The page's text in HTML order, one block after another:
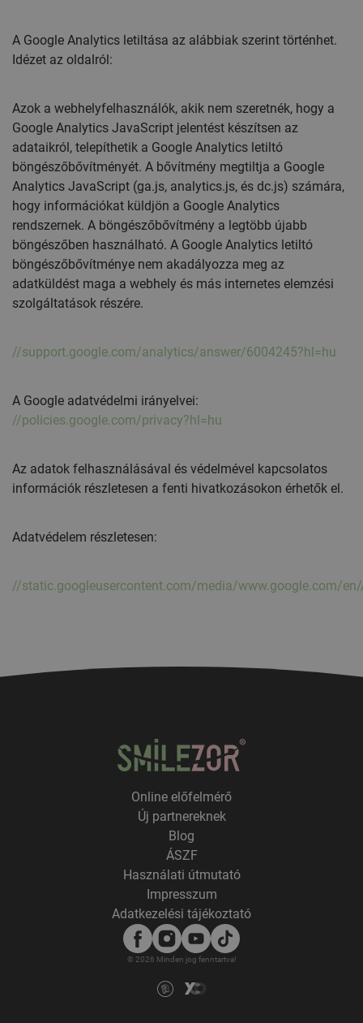
A Google Analytics letiltása az alábbiak szerint történhet.
Idézet az oldalról:
Azok a webhelyfelhasználók, akik nem szeretnék, hogy a
Google Analytics JavaScript jelentést készítsen az
adataikról, telepíthetik a Google Analytics letiltó
böngészőbővítményét. A bővítmény megtiltja a Google
Analytics JavaScript (ga.js, analytics.js, és dc.js) számára,
hogy információkat küldjön a Google Analytics
rendszernek. A böngészőbővítmény a legtöbb újabb
böngészőben használható. A Google Analytics letiltó
böngészőbővítménye nem akadályozza meg az
adatküldést maga a webhely és más internetes elemzési
szolgáltatások részére.
//support.google.com/analytics/answer/6004245?hl=hu
A Google adatvédelmi irányelvei:
//policies.google.com/privacy?hl=hu
Az adatok felhasználásával és védelmével kapcsolatos
információk részletesen a fenti hivatkozásokon érhetők el.
Adatvédelem részletesen:
//static.googleusercontent.com/media/www.google.com/
Online előfelmérő
Új partnereknek
Blog
ÁSZF
Használati útmutató
Impresszum
Adatkezelési tájékoztató
© 2026 Minden jog fenntartva!